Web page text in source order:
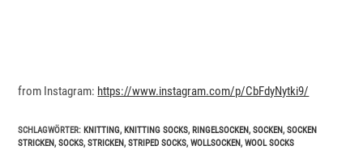
from Instagram: https://www.instagram.com/p/CbFdyNytki9/
SCHLAGWÖRTER: KNITTING, KNITTING SOCKS, RINGELSOCKEN, SOCKEN, SOCKEN
STRICKEN, SOCKS, STRICKEN, STRIPED SOCKS, WOLLSOCKEN, WOOL SOCKS